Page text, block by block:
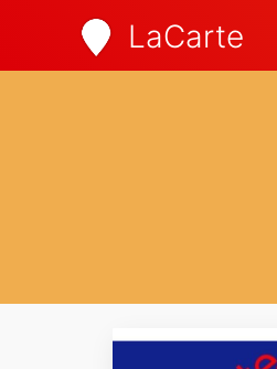
LaCarte